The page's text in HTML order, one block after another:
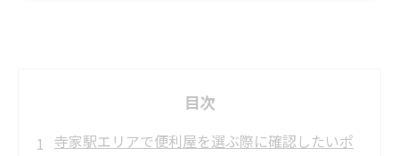
目次
寺家駅エリアで便利屋を選ぶ際に確認したいポ